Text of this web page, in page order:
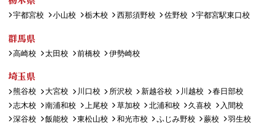
宇都宮校 小山校 栃木校 西那須野校 佐野校 宇都宮駅東口校
群馬県
高崎校 太田校 前橋校 伊勢崎校
埼玉県
熊谷校 大宮校 川口校 所沢校 新越谷校 川越校
春日部校
志木校
南浦和校 上尾校 草加校 北浦和校 久喜校
入間校
深谷校
飯能校 東松山校 和光市校 ふじみ野校 蕨校
羽生校